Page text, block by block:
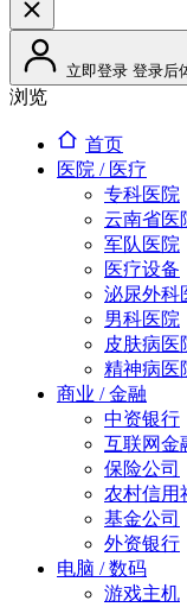
立即登录 登录后
浏览
首页
医院 / 医疗
专科医院
云南省医
军队医院
医疗设备
泌尿外科
男科医院
皮肤病医
精神病医
商业 / 金融
中资银行
互联网金
保险公司
农村信用
基金公司
外资银行
电脑 / 数码
游戏主机